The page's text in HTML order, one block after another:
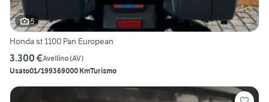
5
Honda st 1100 Pan European
3.300 €Avellino(AV)
Usato01/199369000 KmTurismo